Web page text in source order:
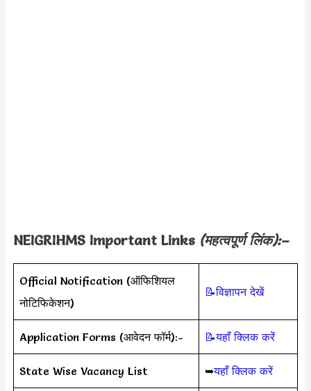
NEIGRIHMS Important Links (महत्वपूर्ण लिंक):–
Official Notification (ऑफिशियल
नोटिफिकेशन)
📝विज्ञापन देखें
Application Forms (आवेदन फॉर्म):- 📝यहाँ क्लिक करें
State Wise Vacancy List ➥यहाँ क्लिक करें